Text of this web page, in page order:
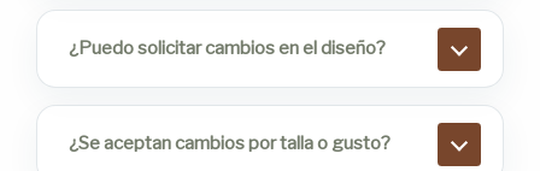
¿Puedo solicitar cambios en el diseño?
¿Se aceptan cambios por talla o gusto?